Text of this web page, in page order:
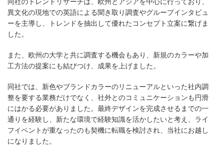
異文化の現地での英語による聞き取り調査やグループインタビュ
ーを主導し、トレンドを抽出して優れたコンセプト立案に繋げま
した。
また、欧州の大学と共に調査する機会もあり、新規のカラーや加
工方法の提案にも結びつけ、成果を上げました。
同社では、新色やブランドカラーのリニューアルといった社内調
整を要する業務だけでなく、社外とのコミュニケーションも円滑
にはかる必要がありました。最終デザインを完成させるまでの一
通りを経験し、新たな環境で経験知識を活かしたいと考え、ライ
フイベントが重なったのも契機に転職を検討され、当社にお越し
になりました。